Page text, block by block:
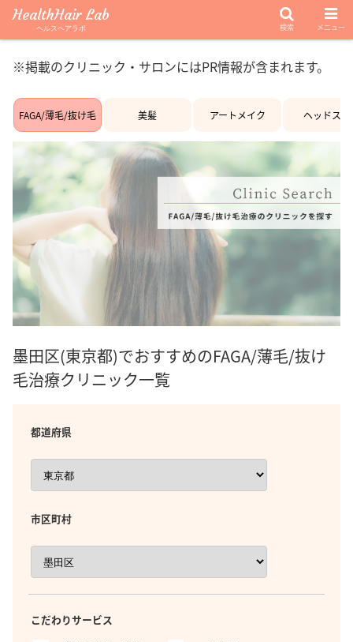
※掲載のクリニック・サロンにはPR情報が含まれます。
FAGA/薄毛/抜け毛 美髪 アートメイク ヘッドスパ
墨田区(東京都)でおすすめのFAGA/薄毛/抜け
毛治療クリニック一覧
都道府県
市区町村
こだわりサービス
HealthHair Lab
ヘルスヘアラボ 検索 メニュー